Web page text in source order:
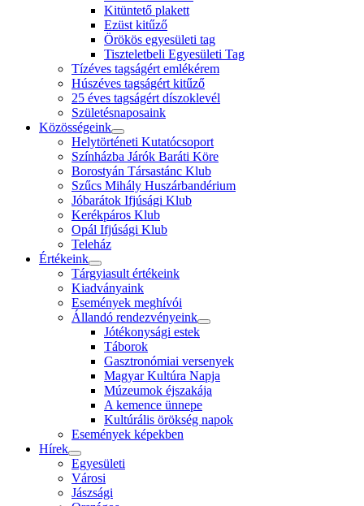
Kitüntető plakett
Ezüst kitűző
Örökös egyesületi tag
Tiszteletbeli Egyesületi Tag
Tízéves tagságért emlékérem
Húszéves tagságért kitűző
25 éves tagságért díszoklevél
Születésnaposaink
Közösségeink
Helytörténeti Kutatócsoport
Színházba Járók Baráti Köre
Borostyán Társastánc Klub
Szűcs Mihály Huszárbandérium
Jóbarátok Ifjúsági Klub
Kerékpáros Klub
Opál Ifjúsági Klub
Teleház
Értékeink
Tárgyiasult értékeink
Kiadványaink
Események meghívói
Állandó rendezvényeink
Jótékonysági estek
Táborok
Gasztronómiai versenyek
Magyar Kultúra Napja
Múzeumok éjszakája
A kemence ünnepe
Kultúrális örökség napok
Események képekben
Hírek
Egyesületi
Városi
Jászsági